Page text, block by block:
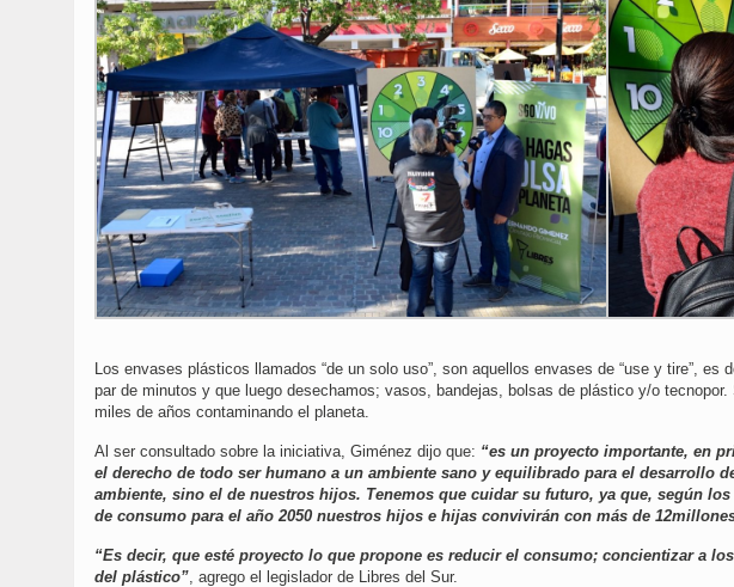
Los envases plásticos llamados “de un solo uso”, son aquellos envases de “use y tire”,
par de minutos y que luego desechamos; vasos, bandejas, bolsas de plástico y/o
miles de años contaminando el planeta.
Al ser consultado sobre la iniciativa, Giménez dijo que: “es un proyecto importante, en
el derecho de todo ser humano a un ambiente sano y equilibrado para el desarrollo
ambiente, sino el de nuestros hijos. Tenemos que cuidar su futuro, ya que, según
de consumo para el año 2050 nuestros hijos e hijas convivirán con más de
“Es decir, que esté proyecto lo que propone es reducir el consumo; concientizar a
del plástico” , agrego el legislador de Libres del Sur.